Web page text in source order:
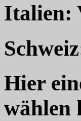
Italien:
Hier
wählen